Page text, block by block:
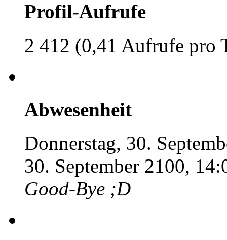
Profil-Aufrufe
2 412 (0,41 Aufrufe pro
Abwesenheit
Donnerstag, 30.
30. September 2100,
Good-Bye ;D